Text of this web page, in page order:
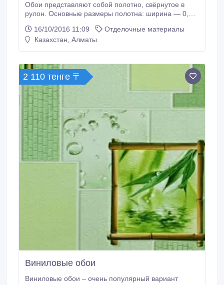
Обои представляют собой полотно, свёрнутое в
рулон. Основные размеры полотна: ширина — 0,
бумажные, виниловые на бумажной и
флизелиновой основах. Заказы принимаются с
выходной день.
16/10/2016 11:09
Отделочные материалы
Казахстан, Алматы
2 110 тенге 〒
Виниловые обои
Виниловые обои – очень популярный вариант